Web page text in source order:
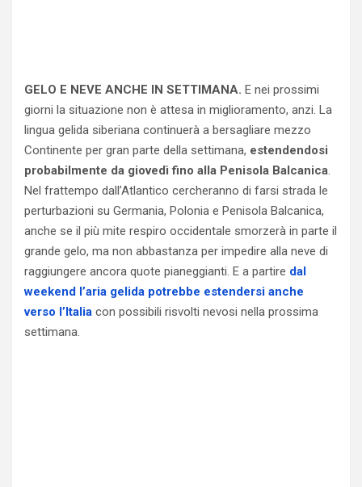
GELO E NEVE ANCHE IN SETTIMANA. E nei prossimi
giorni la situazione non è attesa in miglioramento, anzi. La
lingua gelida siberiana continuerà a bersagliare mezzo
Continente per gran parte della settimana, estendendosi
probabilmente da giovedì fino alla Penisola Balcanica.
Nel frattempo dall’Atlantico cercheranno di farsi strada le
perturbazioni su Germania, Polonia e Penisola Balcanica,
anche se il più mite respiro occidentale smorzerà in parte il
grande gelo, ma non abbastanza per impedire alla neve di
raggiungere ancora quote pianeggianti. E a partire dal
weekend l’aria gelida potrebbe estendersi anche
verso l’Italia con possibili risvolti nevosi nella prossima
settimana.